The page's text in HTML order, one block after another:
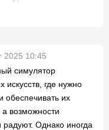
2025 10:45
симулятор
искусств, где нужно
обеспечивать их
возможности
Однако иногда